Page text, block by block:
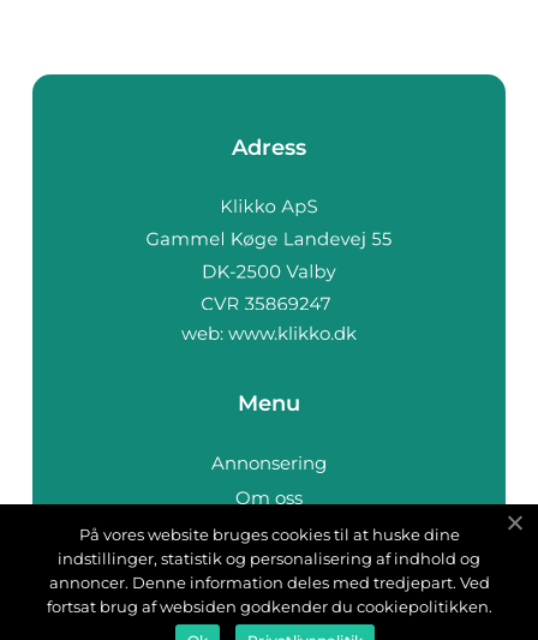
Adress
web: www.klikko.dk
Menu
Annonsering
Om oss
Cookies
Kontakta oss
Sitemap
På vores website bruges cookies til at huske dine
indstillinger, statistik og personalisering af indhold og
annoncer. Denne information deles med tredjepart. Ved
fortsat brug af websiden godkender du cookiepolitikken.